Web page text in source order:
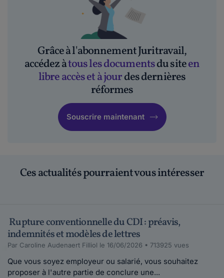
Grâce à l'abonnement Juritravail,
accédez àtous les documentsdu siteen
libre accès et à jourdes dernières
réformes
Souscrire maintenant
Ces actualités pourraient vous intéresser
Rupture conventionnelle du CDI : préavis,
indemnités et modèles de lettres
Par Caroline Audenaert Filliol le 16/06/2026 • 713925 vues
Que vous soyez employeur ou salarié, vous souhaitez
proposer à l'autre partie de conclure une...